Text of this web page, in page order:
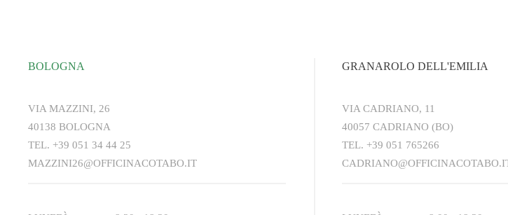
BOLOGNA
VIA MAZZINI, 26
40138 BOLOGNA
TEL. +39 051 34 44 25
MAZZINI26@OFFICINACOTABO.IT
GRANAROLO DELL'EMILIA
VIA CADRIANO, 11
40057 CADRIANO (BO)
TEL. +39 051 765266